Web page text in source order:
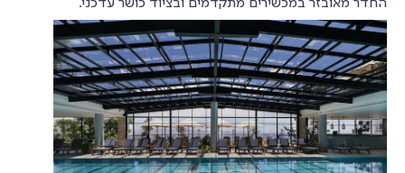
החדר מאובזר במכשירים מתקדמים ובציוד כושר עדכני.